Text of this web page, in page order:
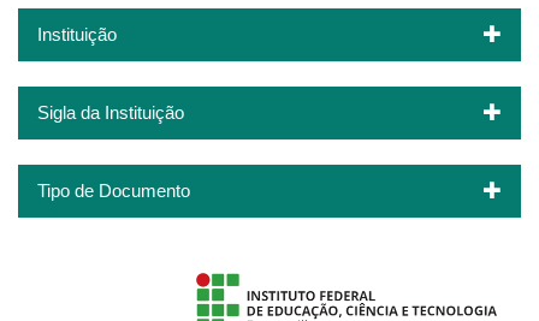
Instituição
Sigla da Instituição
Tipo de Documento